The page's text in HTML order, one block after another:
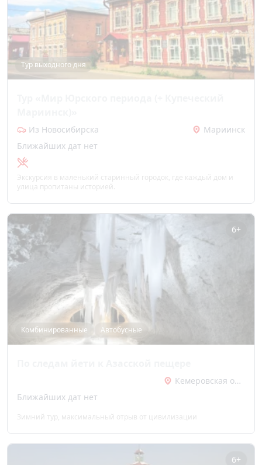
Тур выходного дня
Из Новосибирска
Мариинск
Ближайших дат нет
Экскурсия в маленький старинный городок, где каждый дом и
улица пропитаны историей.
6+
Комбинированные Автобусные
Кемеровская область
Ближайших дат нет
Зимний тур, максимальный отрыв от цивилизации
6+